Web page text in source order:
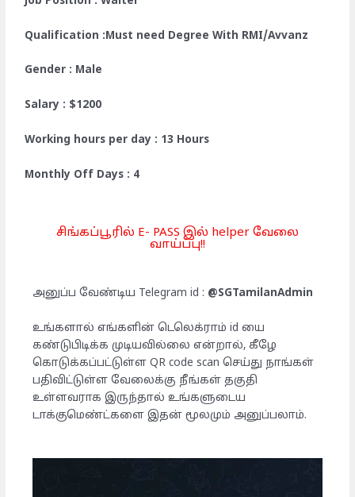
Qualification :Must need Degree With RMI/Avvanz
Gender : Male
Salary : $1200
Working hours per day : 13 Hours
Monthly Off Days : 4
சிங்கப்பூரில் E- PASS இல் helper வேலை
வாய்ப்பு!!
அனுப்ப வேண்டிய Telegram id : @SGTamilanAdmin
உங்களால் எங்களின் டெலெக்ராம் id யை
கண்டுபிடிக்க முடியவில்லை என்றால், கீழே
கொடுக்கப்பட்டுள்ள QR code scan செய்து நாங்கள்
பதிவிட்டுள்ள வேலைக்கு நீங்கள் தகுதி
உள்ளவராக இருந்தால் உங்களுடைய
டாக்குமெண்ட்களை இதன் மூலமும் அனுப்பலாம்.